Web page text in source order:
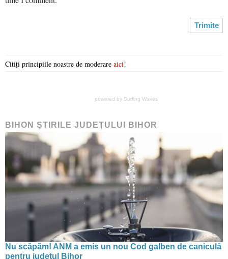
Citiți principiile noastre de moderare aici!
powered by Surfing Waves
BIHON ŞTIRILE JUDEŢULUI BIHOR
Nu scăpăm! ANM a emis un nou Cod galben de caniculă
pentru județul Bihor